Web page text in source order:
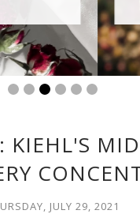
KIEHL'S
JULY 29, 2021